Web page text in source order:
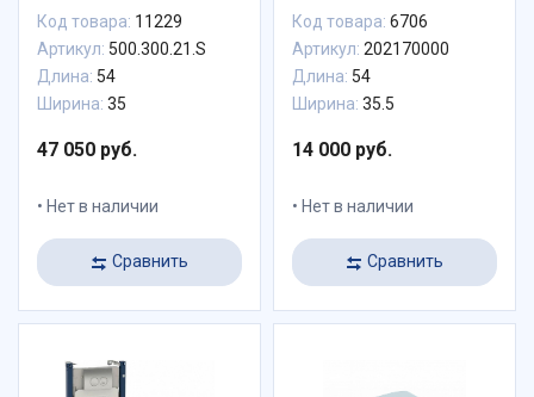
Код товара: 11229
Артикул: 500.300.21.S
Длина: 54
Ширина: 35
47 050 руб.
Нет в наличии
Сравнить
безободковый
Код товара: 6706
Артикул: 202170000
Длина: 54
Ширина: 35.5
14 000 руб.
Нет в наличии
Сравнить